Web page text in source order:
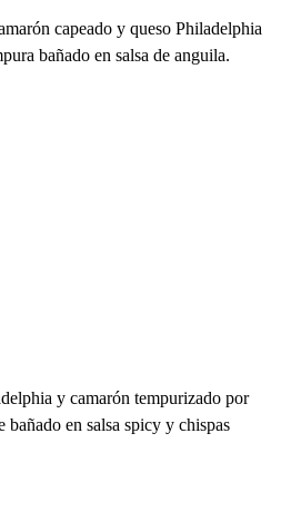
capeado y queso Philadelphia
bañado en salsa de anguila.
y camarón tempurizado por
bañado en salsa spicy y chispas